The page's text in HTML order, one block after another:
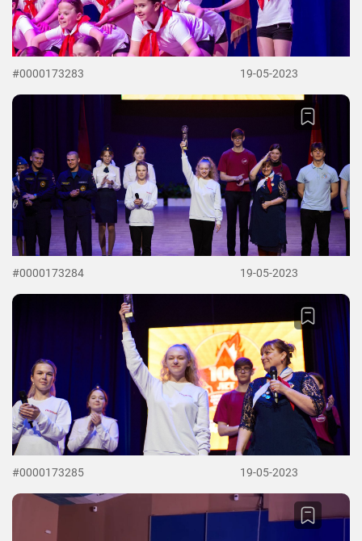
#0000173283 19-05-2023
#0000173284 19-05-2023
#0000173285 19-05-2023